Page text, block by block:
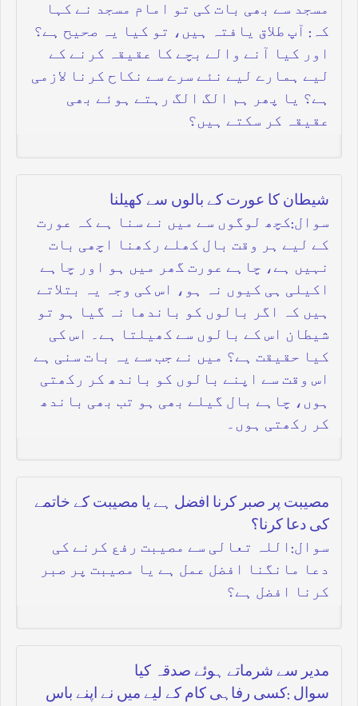
مسجد سے بھی بات کی تو امام مسجد نے کہا
کہ: آپ طلاق یافتہ ہیں، تو کیا یہ صحیح ہے؟
اور کیا آنے والے بچے کا عقیقہ کرنے کے
لیے ہمارے لیے نئے سرے سے نکاح کرنا لازمی
ہے؟ یا پھر ہم الگ الگ رہتے ہوئے بھی
عقیقہ کر سکتے ہیں؟
شیطان کا عورت کے بالوں سے کھیلنا
سوال:کچھ لوگوں سے میں نے سنا ہے کہ عورت
کے لیے ہر وقت بال کھلے رکھنا اچھی بات
نہیں ہے، چاہے عورت گھر میں ہو اور چاہے
اکیلی ہی کیوں نہ ہو، اس کی وجہ یہ بتلاتے
ہیں کہ اگر بالوں کو باندھا نہ گیا ہو تو
شیطان اس کے بالوں سے کھیلتا ہے۔ اس کی
کیا حقیقت ہے؟ میں نے جب سے یہ بات سنی ہے
اس وقت سے اپنے بالوں کو باندھ کر رکھتی
ہوں، چاہے بال گیلے بھی ہو تب بھی باندھ
کر رکھتی ہوں۔
مصیبت پر صبر کرنا افضل ہے یا مصیبت کے خاتمے
کی دعا کرنا؟
سوال:اللہ تعالی سے مصیبت رفع کرنے کی
دعا مانگنا افضل عمل ہے یا مصیبت پر صبر
کرنا افضل ہے؟
مدیر سے شرماتے ہوئے صدقہ کیا
سوال :کسی رفاہی کام کے لیے میں نے اپنے باس